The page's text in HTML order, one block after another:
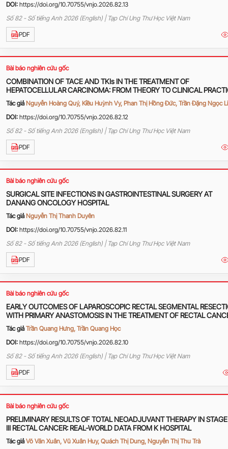
DOI: https://doi.org/10.70755/vnjo.2026.82.13
Số 82 - Số tiếng Anh 2026 (English) | Tạp Chí Ung Thư Học Việt Nam
PDF
Bài báo nghiên cứu gốc
COMBINATION OF TACE AND TKIs IN THE TREATMENT OF
HEPATOCELLULAR CARCINOMA: FROM THEORY TO CLINICAL
Tác giả Nguyễn Hoàng Quý, Kiều Huỳnh Vy, Phan Thị Hồng Đức, Trần Đặng Ngọc
DOI: https://doi.org/10.70755/vnjo.2026.82.12
Số 82 - Số tiếng Anh 2026 (English) | Tạp Chí Ung Thư Học Việt Nam
PDF
Bài báo nghiên cứu gốc
SURGICAL SITE INFECTIONS IN GASTROINTESTINAL SURGERY AT
DANANG ONCOLOGY HOSPITAL
Tác giả Nguyễn Thị Thanh Duyên
DOI: https://doi.org/10.70755/vnjo.2026.82.11
Số 82 - Số tiếng Anh 2026 (English) | Tạp Chí Ung Thư Học Việt Nam
PDF
Bài báo nghiên cứu gốc
EARLY OUTCOMES OF LAPAROSCOPIC RECTAL SEGMENTAL
WITH PRIMARY ANASTOMOSIS IN THE TREATMENT OF RECTAL
AT VIET TIEP FRIENDSHIP HOSPITAL
Tác giả Trần Quang Hưng, Trần Quang Học
DOI: https://doi.org/10.70755/vnjo.2026.82.10
Số 82 - Số tiếng Anh 2026 (English) | Tạp Chí Ung Thư Học Việt Nam
PDF
Bài báo nghiên cứu gốc
PRELIMINARY RESULTS OF TOTAL NEOADJUVANT THERAPY IN
III RECTAL CANCER: REAL-WORLD DATA FROM K HOSPITAL
Tác giả Võ Văn Xuân, Vũ Xuân Huy, Quách Thị Dung, Nguyễn Thị Thu Trà